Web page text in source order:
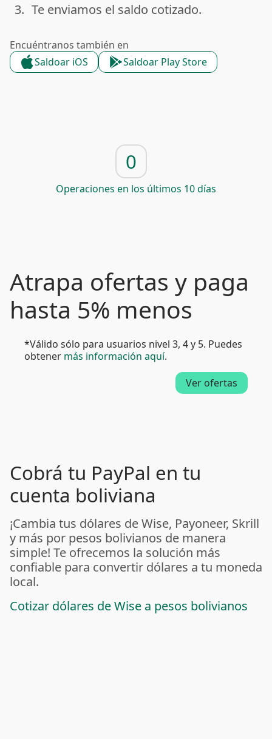
done
3. Te enviamos el saldo cotizado.
Encuéntranos también en
Saldoar iOS
Saldoar Play Store
0
Operaciones en los últimos 10 días
Atrapa ofertas y paga
hasta 5% menos
*Válido sólo para usuarios nivel 3, 4 y 5. Puedes
obtener más información aquí.
Ver ofertas
Cobrá tu PayPal en tu
cuenta boliviana
¡Cambia tus dólares de Wise, Payoneer, Skrill
y más por pesos bolivianos de manera
simple! Te ofrecemos la solución más
confiable para convertir dólares a tu moneda
local.
Cotizar dólares de Wise a pesos bolivianos